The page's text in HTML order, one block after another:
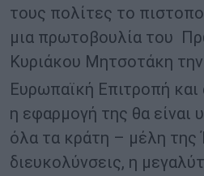
τους πολίτες το
μια πρωτοβουλία του
Κυριάκου Μητσοτάκη
Ευρωπαϊκή Επιτροπή και
η εφαρμογή της θα είναι
όλα τα κράτη – μέλη της
διευκολύνσεις, η